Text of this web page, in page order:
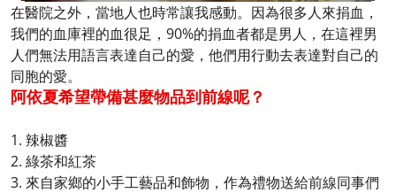
在醫院之外，當地人也時常讓我感動。因為很多人來捐血，
我們的血庫裡的血很足，90%的捐血者都是男人，在這裡男
人們無法用語言表達自己的愛，他們用行動去表達對自己的
同胞的愛。
阿依夏希望帶備甚麼物品到前線呢？
1. 辣椒醬
2. 綠茶和紅茶
3. 來自家鄉的小手工藝品和飾物，作為禮物送給前線同事們